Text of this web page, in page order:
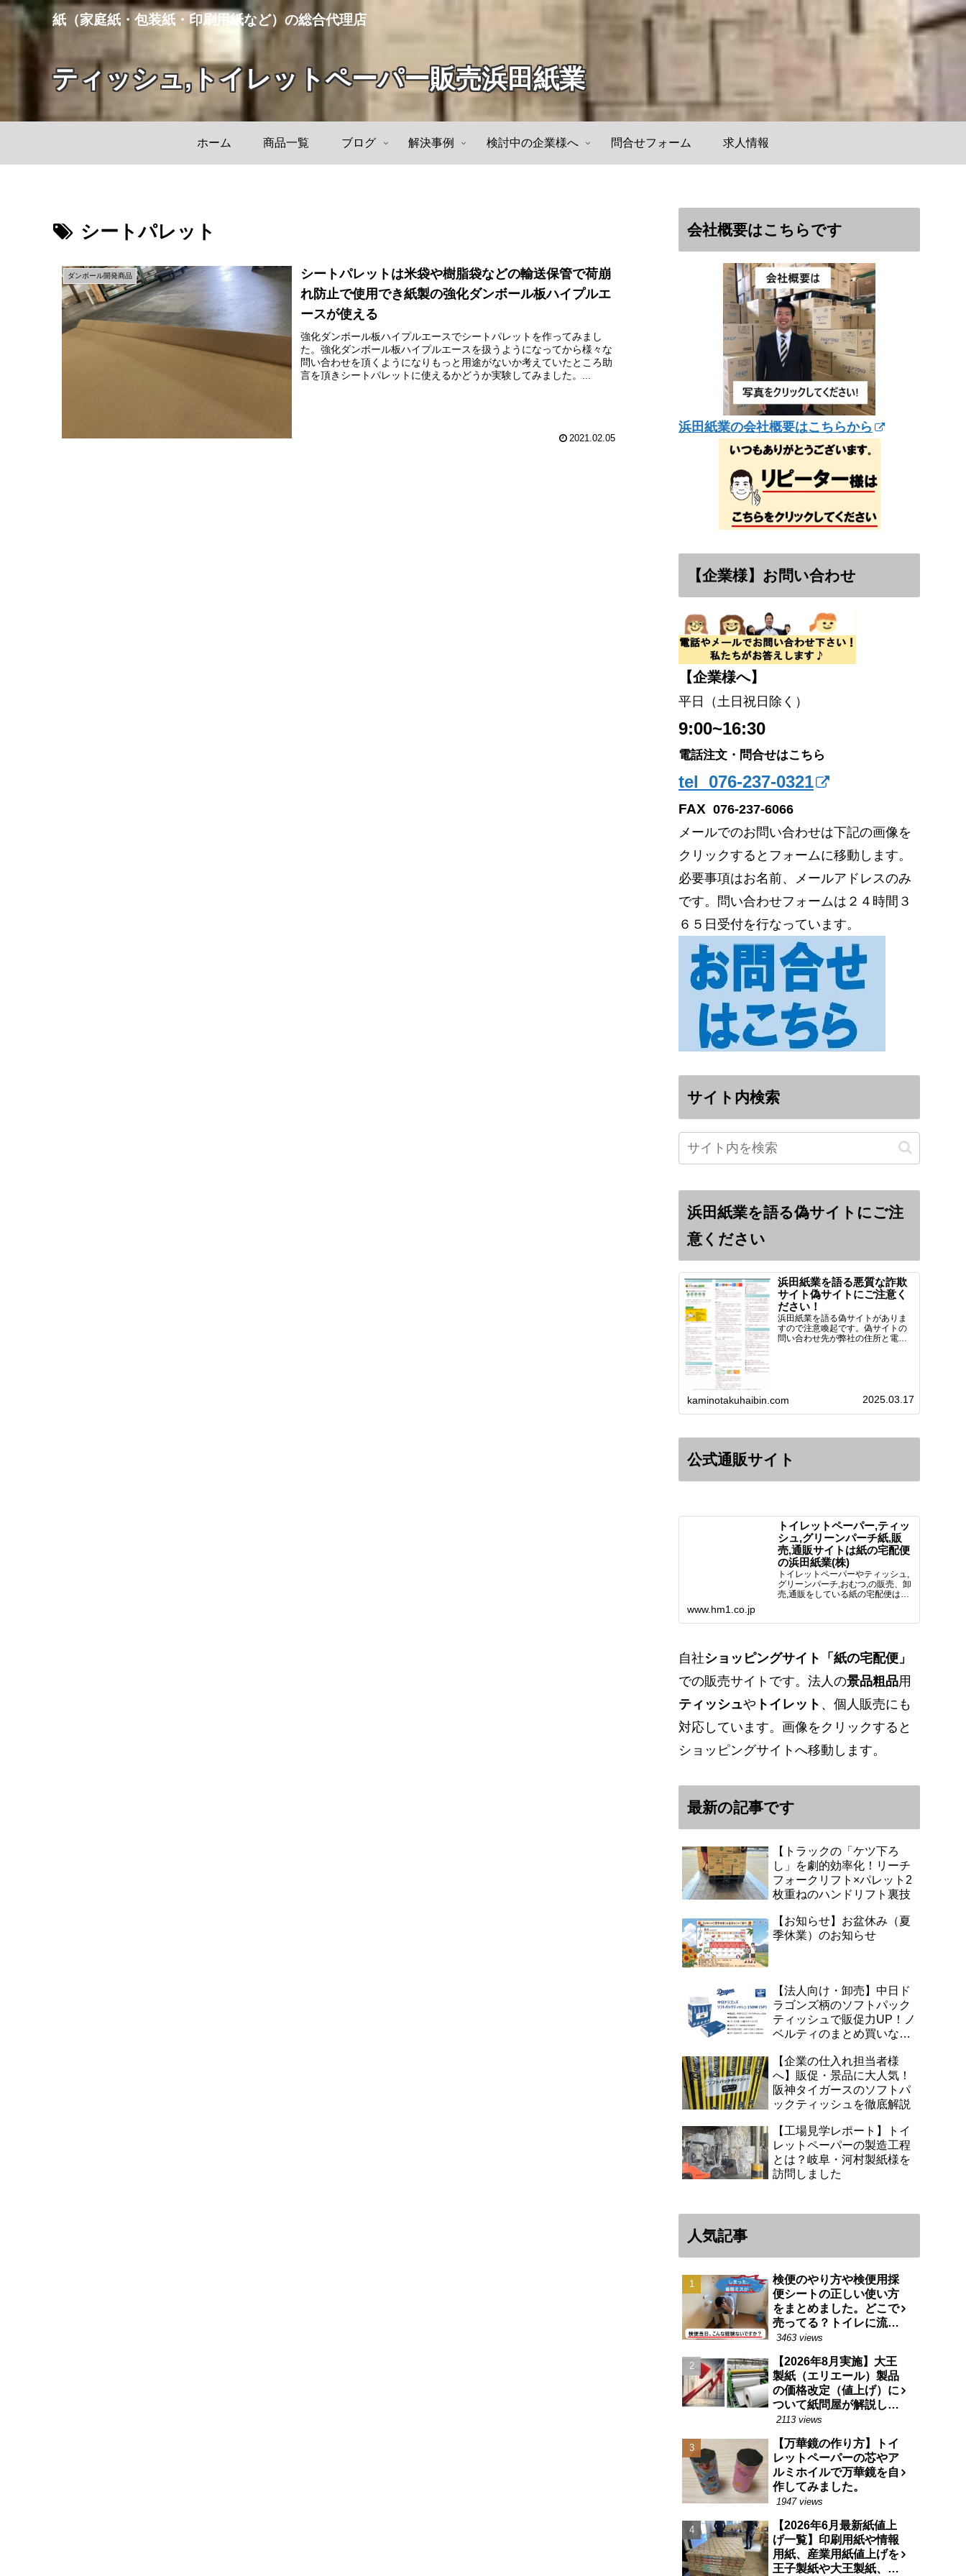
紙（家庭紙・包装紙・印刷用紙など）の総合代理店
ティッシュ,トイレットペーパー販売浜田紙業
ホーム 商品一覧 ブログ 解決事例 検討中の企業様へ 問合せフォーム 求人情報
シートパレット
ダンボール開発商品
シートパレットは米袋や樹脂袋などの輸送保管で荷崩
れ防止で使用でき紙製の強化ダンボール板ハイプルエ
ースが使える
強化ダンボール板ハイプルエースでシートパレットを作ってみまし
た。強化ダンボール板ハイプルエースを扱うようになってから様々な
問い合わせを頂くようになりもっと用途がないか考えていたところ助
言を頂きシートパレットに使えるかどうか実験してみました。...
2021.02.05
会社概要はこちらです
浜田紙業の会社概要はこちらから
【企業様】お問い合わせ
【企業様へ】
平日（土日祝日除く）
9:00~16:30
電話注文・問合せはこちら
tel 076-237-0321
FAX 076-237-6066
メールでのお問い合わせは下記の画像を
クリックするとフォームに移動します。
必要事項はお名前、メールアドレスのみ
です。問い合わせフォームは２４時間３
６５日受付を行なっています。
サイト内検索
浜田紙業を語る偽サイトにご注
意ください
浜田紙業を語る悪質な詐欺
サイト偽サイトにご注意く
ださい！
浜田紙業を語る偽サイトがありま
すので注意喚起です。偽サイトの
問い合わせ先が弊社の住所と電話
い…
kaminotakuhaibin.com 2025.03.17
公式通販サイト
トイレットペーパー,ティッ
シュ,グリーンパーチ紙,販
売,通販サイトは紙の宅配便
の浜田紙業(株)
トイレットペーパーやティッシュ,
グリーンパーチ,おむつ,の販売、卸
売,通販をしている紙の宅配便は創
ト決済各種対応しています。歴史
www.hm1.co.jp
自社ショッピングサイト「紙の宅配便」
での販売サイトです。法人の景品粗品用
ティッシュや トイレット 、個人販売にも
対応しています。画像をクリックすると
ショッピングサイトへ移動します。
最新の記事です
【トラックの「ケツ下ろ
し」を劇的効率化！リーチ
フォークリフト×パレット2
枚重ねのハンドリフト裏技
【お知らせ】お盆休み（夏
季休業）のお知らせ
【法人向け・卸売】中日ド
ラゴンズ柄のソフトパック
ティッシュで販促力UP！ノ
ベルティのまとめ買いなら
【企業の仕入れ担当者様
へ】販促・景品に大人気！
阪神タイガースのソフトパ
ックティッシュを徹底解説
【工場見学レポート】トイ
レットペーパーの製造工程
とは？岐阜・河村製紙様を
訪問しました
人気記事
検便のやり方や検便用採
便シートの正しい使い方
をまとめました。どこで
売ってる？トイレに流せ
る特殊な紙です。
3463 views
【2026年8月実施】大王
製紙（エリエール）製品
の価格改定（値上げ）に
ついて紙問屋が解説しま
す
2113 views
【万華鏡の作り方】トイ
レットペーパーの芯やア
ルミホイルで万華鏡を自
作してみました。
1947 views
【2026年6月最新紙値上
げ一覧】印刷用紙や情報
用紙、産業用紙値上げを
王子製紙や大王製紙、日